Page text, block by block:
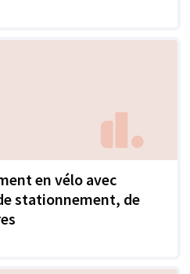
en vélo avec
stationnement, de